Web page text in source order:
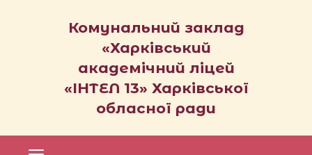
Комунальний заклад
«Харківський
академічний ліцей
«ІНТЕЛ 13» Харківської
обласної ради